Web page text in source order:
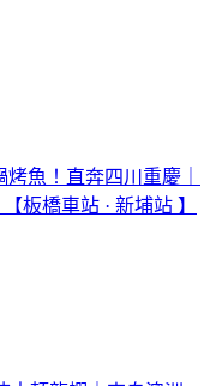
魚！直奔四川重慶｜
板橋車站 · 新埔站 】